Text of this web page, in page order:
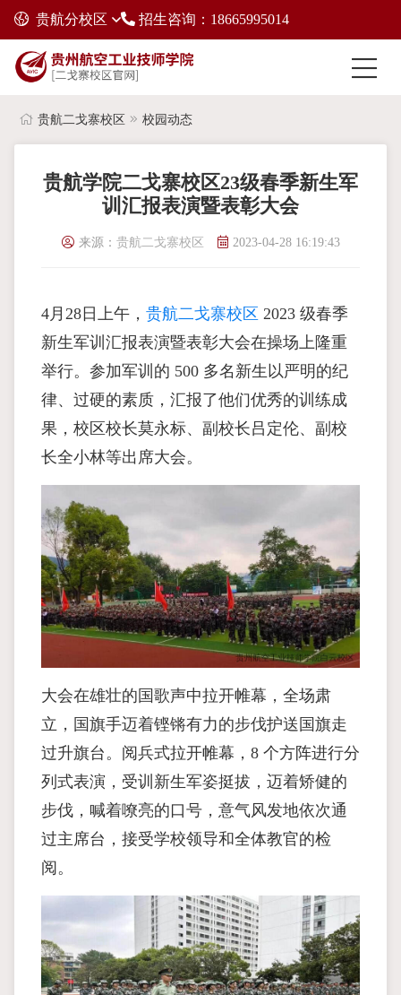
贵航分校区 招生咨询：18665995014
贵航二戈寨校区 校园动态
贵航学院二戈寨校区23级春季新生军
训汇报表演暨表彰大会
来源： 贵航二戈寨校区 2023-04-28 16:19:43
4月28日上午， 贵航二戈寨校区 2023 级春季
新生军训汇报表演暨表彰大会在操场上隆重
举行。参加军训的 500 多名新生以严明的纪
律、过硬的素质，汇报了他们优秀的训练成
果，校区校长莫永标、副校长吕定伦、副校
长全小林等出席大会。
大会在雄壮的国歌声中拉开帷幕，全场肃
立，国旗手迈着铿锵有力的步伐护送国旗走
过升旗台。阅兵式拉开帷幕，8 个方阵进行分
列式表演，受训新生军姿挺拔，迈着矫健的
步伐，喊着嘹亮的口号，意气风发地依次通
过主席台，接受学校领导和全体教官的检
阅。